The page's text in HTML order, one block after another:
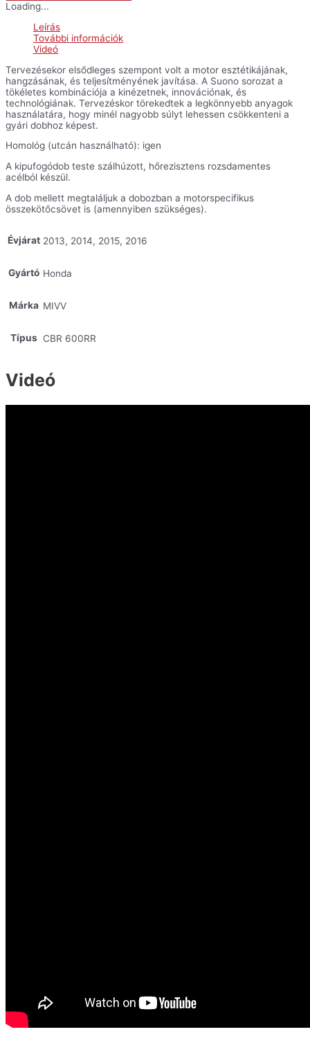
kipufogó
CBR600RR
mennyiség
Loading...
Leírás
További információk
Videó
Tervezésekor elsődleges szempont volt a motor esztétikájának,
hangzásának, és teljesítményének javítása. A Suono sorozat a
tökéletes kombinációja a kinézetnek, innovációnak, és
technológiának. Tervezéskor törekedtek a legkönnyebb anyagok
használatára, hogy minél nagyobb súlyt lehessen csökkenteni a
gyári dobhoz képest.
Homológ (utcán használható): igen
A kipufogódob teste szálhúzott, hőrezisztens rozsdamentes
acélból készül.
A dob mellett megtaláljuk a dobozban a motorspecifikus
összekötőcsövet is (amennyiben szükséges).
Évjárat 2013, 2014, 2015, 2016
Gyártó Honda
Márka MIVV
Típus CBR 600RR
Videó